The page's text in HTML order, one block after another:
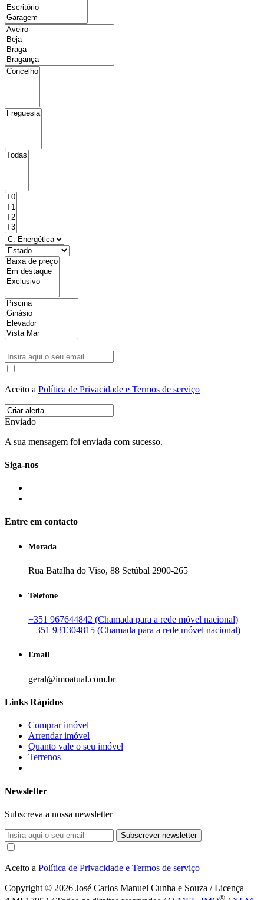
Aceito a Política de Privacidade e Termos de serviço
Enviado
A sua mensagem foi enviada com sucesso.
Siga-nos
Entre em contacto
Morada
Rua Batalha do Viso, 88 Setúbal 2900-265
Telefone
+351 967644842 (Chamada para a rede móvel nacional)
+ 351 931304815 (Chamada para a rede móvel nacional)
Email
geral@imoatual.com.br
Links Rápidos
Comprar imóvel
Arrendar imóvel
Quanto vale o seu imóvel
Terrenos
Newsletter
Subscreva a nossa newsletter
Subscrever newsletter
Aceito a Política de Privacidade e Termos de serviço
Copyright © 2026 José Carlos Manuel Cunha e Souza / Licença
®